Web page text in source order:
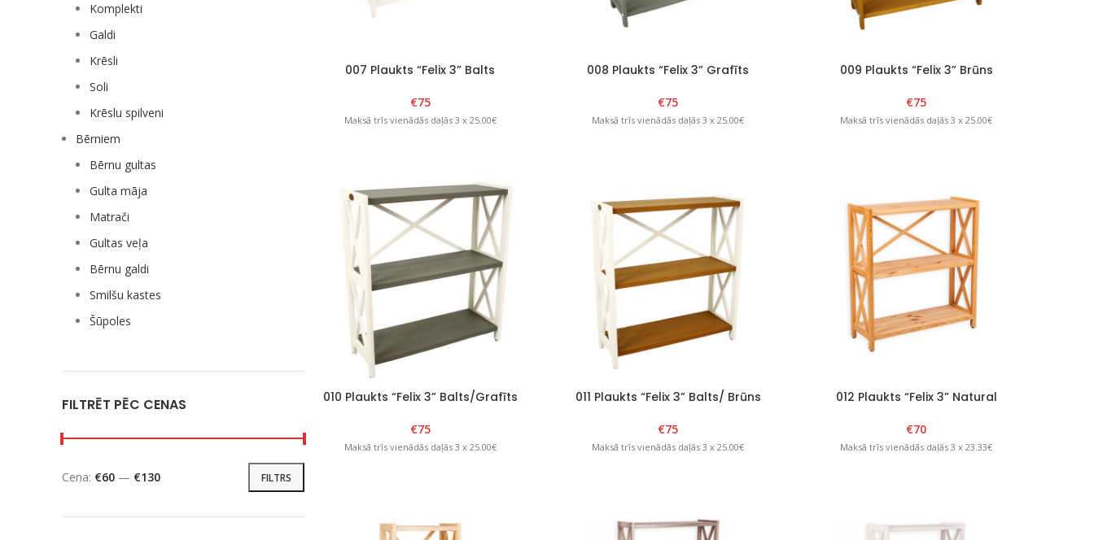
Komplekti
Galdi
Krēsli
Soli
Krēslu spilveni
Bērniem
Bērnu gultas
Gulta māja
Matrači
Gultas veļa
Bērnu galdi
Smilšu kastes
Šūpoles
FILTRĒT PĒC CENAS
FILTRS
Cena: €60 — €130
007 Plaukts “Felix 3” Balts
€75
Maksā trīs vienādās daļās 3 x 25.00€
008 Plaukts “Felix 3” Grafīts
€75
Maksā trīs vienādās daļās 3 x 25.00€
009 Plaukts “Felix 3” Brūns
€75
Maksā trīs vienādās daļās 3 x 25.00€
010 Plaukts “Felix 3” Balts/Grafīts
€75
Maksā trīs vienādās daļās 3 x 25.00€
011 Plaukts “Felix 3” Balts/ Brūns
€75
Maksā trīs vienādās daļās 3 x 25.00€
012 Plaukts “Felix 3” Natural
€70
Maksā trīs vienādās daļās 3 x 23.33€